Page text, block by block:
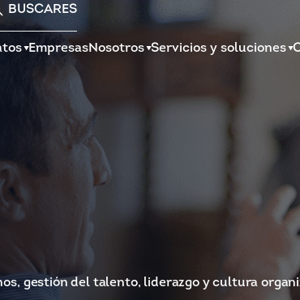
BUSCARES
EmpresasNosotros Servicios y soluciones
gestión del talento, liderazgo y cultura